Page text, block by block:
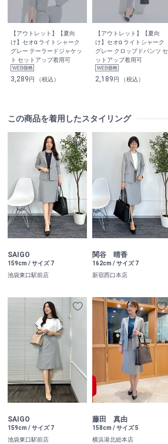
【アウトレット】【夏向
け】セオα ライトシャーク
グレー テーラードジャケッ
ト セットアップ着用可
3,289円 （税込）
【アウトレット】【夏向
け】セオα ライトシャーク
グレー クロップドパンツ セ
ットアップ着用可
2,189円 （税込）
この商品を着用したスタイリング
SAIGO
159cm / サイズ 7
池袋東口駅前店
関谷 晴香
162cm / サイズ 7
新宿西口本店
SAIGO
159cm / サイズ 7
池袋東口駅前店
藤田 真由
158cm / サイズ 5
横浜港北総本店